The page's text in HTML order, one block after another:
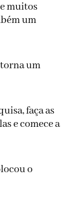
muitos
um
um
faça as
e comece a
o